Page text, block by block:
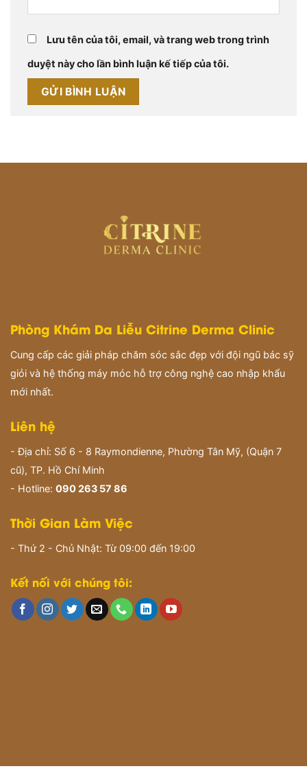
Lưu tên của tôi, email, và trang web trong trình
duyệt này cho lần bình luận kế tiếp của tôi.
Phòng Khám Da Liễu Citrine Derma Clinic
Cung cấp các giải pháp chăm sóc sắc đẹp với đội ngũ bác sỹ
giỏi và hệ thống máy móc hỗ trợ công nghệ cao nhập khẩu
mới nhất.
Liên hệ
- Địa chỉ: Số 6 - 8 Raymondienne, Phường Tân Mỹ, (Quận 7
cũ), TP. Hồ Chí Minh
- Hotline: 090 263 57 86
Thời Gian Làm Việc
- Thứ 2 - Chủ Nhật: Từ 09:00 đến 19:00
Kết nối với chúng tôi: